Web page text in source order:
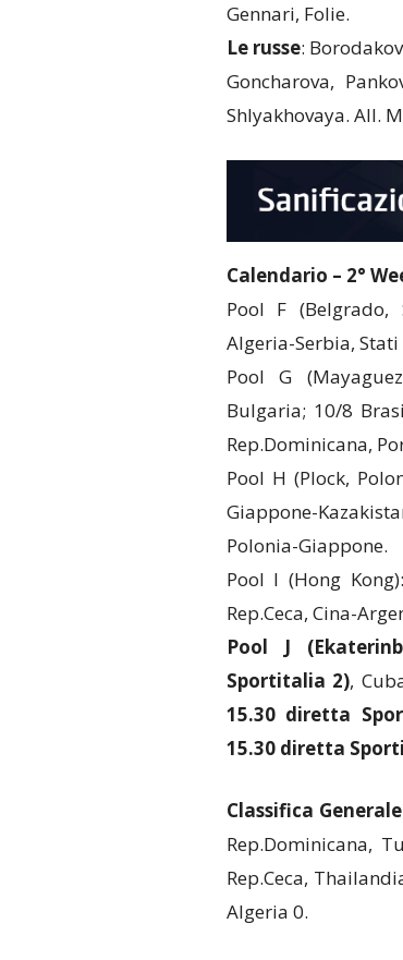
Gennari, Folie.
Le russe:
Goncharova,
Shlyakhovaya. All.
Calendario – 2°
Pool F (Belgrado,
Algeria-Serbia,
Pool G
Bulgaria; 10/8
Rep.Dominicana,
Pool H (Plock,
Giappone-
Polonia-Giappone.
Pool I (Hong
Rep.Ceca, Cina-
Pool J
Sportitalia 2),
15.30 diretta
15.30 diretta
Classifica Generale
Rep.Dominicana,
Rep.Ceca,
Algeria 0.